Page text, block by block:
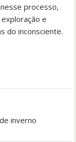
processo,
e
do inconsciente.
inverno